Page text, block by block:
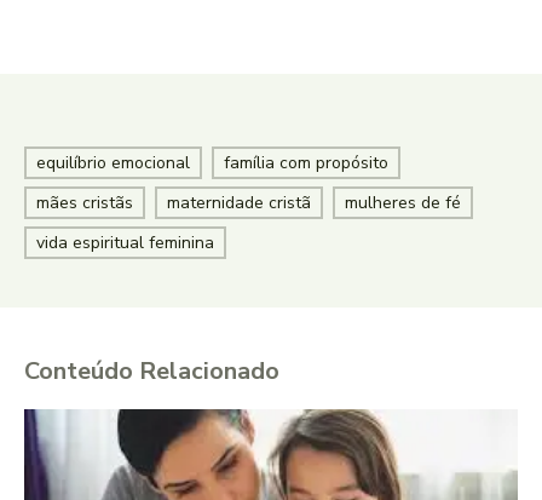
equilíbrio emocional
família com propósito
mães cristãs
maternidade cristã
mulheres de fé
vida espiritual feminina
Conteúdo Relacionado